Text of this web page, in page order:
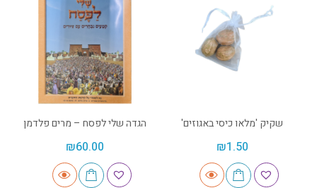
שקיק 'מלאו כיסי באגוזים'
₪1.50
הגדה שלי לפסח – מרים פלדמן
₪60.00